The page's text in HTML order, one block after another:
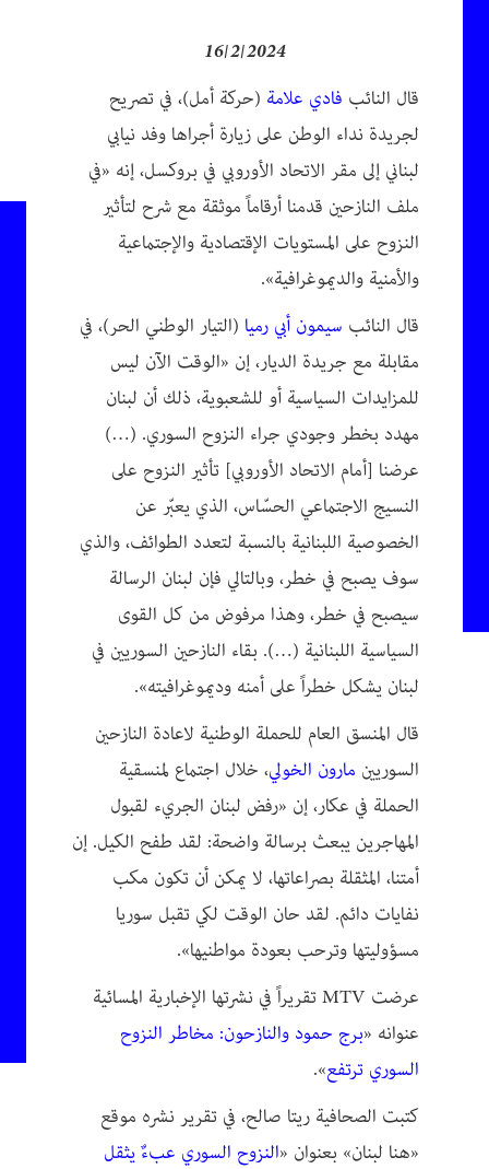
16/2/2024
قال النائب فادي علامة (حركة أمل)، في تصريح
لجريدة نداء الوطن على زيارة أجراها وفد نيابي
لبناني إلى مقر الاتحاد الأوروبي في بروكسل، إنه «في
ملف النازحين قدمنا أرقاماً موثقة مع شرح لتأثير
النزوح على المستويات الإقتصادية والإجتماعية
والأمنية والديموغرافية».
قال النائب سيمون أبي رميا (التيار الوطني الحر)، في
مقابلة مع جريدة الديار، إن «الوقت الآن ليس
للمزايدات السياسية أو للشعبوية، ذلك أن لبنان
مهدد بخطر وجودي جراء النزوح السوري. (…)
عرضنا [أمام الاتحاد الأوروبي] تأثير النزوح على
النسيج الاجتماعي الحسّاس، الذي يعبّر عن
الخصوصية اللبنانية بالنسبة لتعدد الطوائف، والذي
سوف يصبح في خطر، وبالتالي فإن لبنان الرسالة
سيصبح في خطر، وهذا مرفوض من كل القوى
السياسية اللبنانية (…). بقاء النازحين السوريين في
لبنان يشكل خطراً على أمنه وديموغرافيته».
قال المنسق العام للحملة الوطنية لاعادة النازحين
السوريين مارون الخولي، خلال اجتماع لمنسقية
الحملة في عكار، إن «رفض لبنان الجريء لقبول
المهاجرين يبعث برسالة واضحة: لقد طفح الكيل. إن
أمتنا، المثقلة بصراعاتها، لا يمكن أن تكون مكب
نفايات دائم. لقد حان الوقت لكي تقبل سوريا
مسؤوليتها وترحب بعودة مواطنيها».
عرضت MTV تقريراً في نشرتها الإخبارية المسائية
عنوانه «برج حمود والنازحون: مخاطر النزوح
السوري ترتفع».
كتبت الصحافية ريتا صالح، في تقرير نشره موقع
«هنا لبنان» بعنوان «النزوح السوري عبءٌ يثقل